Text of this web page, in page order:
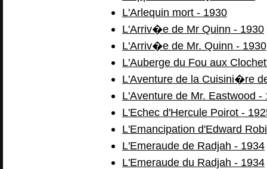
L'Arlequin mort - 1930
L'Arriv�e de Mr Quinn - 1930
L'Arriv�e de Mr. Quinn - 1930
L'Auberge du Fou aux
L'Aventure de la Cuisini�re
L'Aventure de Mr. Eastwood -
L'Echec d'Hercule Poirot -
L'Emancipation d'Edward
L'Emeraude de Radjah - 1934
L'Emeraude du Radjah - 1934